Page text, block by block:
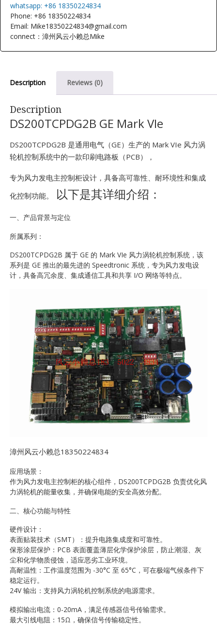
whatsapp: +86 18350224834
Phone: +86 18350224834
Email: Mike18350224834@gmail.com
connect：漳州风云小赖总Mike
Description Reviews (0)
Description
DS200TCPDG2B GE Mark VIe
DS200TCPDG2B 是通用电气（GE）生产的 Mark VIe 风力涡
轮机控制系统中的一款印刷电路板（PCB），
专为风力发电主控制柜设计，具备高可靠性、耐环境性和集成
化控制功能。
以下是其详细介绍：
一、产品背景与定位
所属系列：
DS200TCPDG2B 属于 GE 的 Mark VIe 风力涡轮机控制系统，该
系列是 GE 推出的最先进的 Speedtronic 系统，专为风力发电设
计，具备高冗余度、集成通信工具和共享 I/O 网络等特点。
漳州风云小赖总18350224834
应用场景：
作为风力发电主控制柜的核心组件，DS200TCPDG2B 负责优化风
力涡轮机的能量收集，并确保电能的安全高效分配。
二、核心功能与特性
硬件设计：
表面贴装技术（SMT）：提升电路集成度和可靠性。
保形涂层保护：PCB 表面覆盖薄层化学保护涂层，防止潮湿、灰
尘和化学物质侵蚀，适应恶劣工业环境。
高耐温性：工作温度范围为 -30°C 至 65°C，可在极端气候条件下
稳定运行。
24V 输出：支持风力涡轮机控制系统的电源需求。
模拟输出电流：0-20mA，满足传感器信号传输需求。
最大引线电阻：15Ω，确保信号传输稳定性。